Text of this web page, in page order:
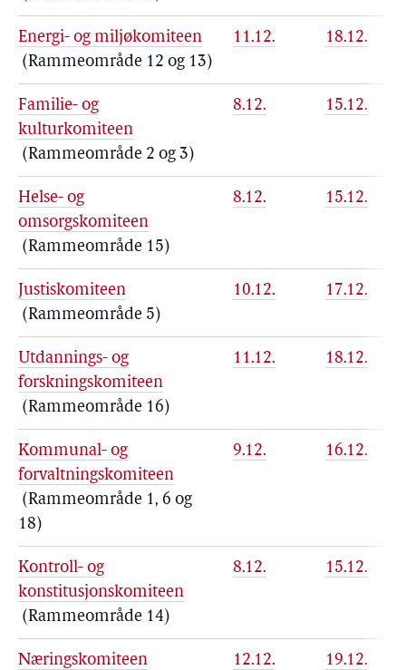
Energi- og miljøkomiteen
(Rammeområde 12 og 13)
11.12. 18.12.
Familie- og
kulturkomiteen
(Rammeområde 2 og 3)
8.12. 15.12.
Helse- og
omsorgskomiteen
(Rammeområde 15)
8.12. 15.12.
Justiskomiteen
(Rammeområde 5)
10.12. 17.12.
Utdannings- og
forskningskomiteen
(Rammeområde 16)
11.12. 18.12.
Kommunal- og
forvaltningskomiteen
(Rammeområde 1, 6 og
18)
9.12. 16.12.
Kontroll- og
konstitusjonskomiteen
(Rammeområde 14)
8.12. 15.12.
Næringskomiteen
12.12. 19.12.